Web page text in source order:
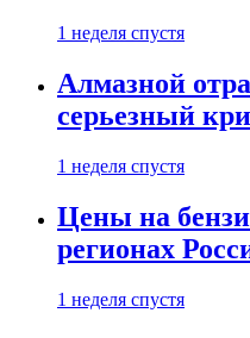
1 неделя спустя
Алмазной
серьезный
1 неделя спустя
Цены на
регионах
1 неделя спустя